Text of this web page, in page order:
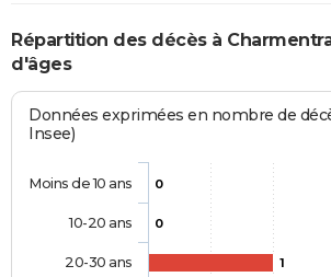
Répartition des décès à
d'âges
Données exprimées en nombre de
Insee)
0
0
1
Moins de 10 ans
10-20 ans
20-30 ans